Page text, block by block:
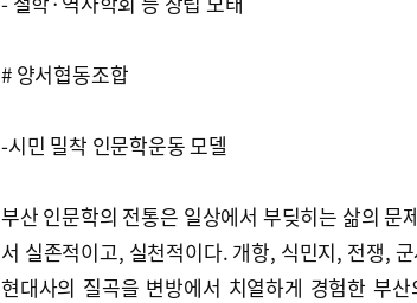
# 양서협동조합
-시민 밀착 인문학운동 모델
부산 인문학의 전통은 일상에서 부딪히는 삶의 문
서 실존적이고, 실천적이다. 개항, 식민지, 전쟁,
현대사의 질곡을 변방에서 치열하게 경험한 부